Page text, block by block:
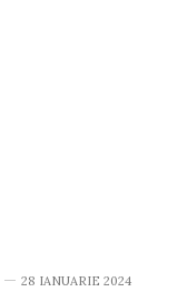
28 IANUARIE 2024